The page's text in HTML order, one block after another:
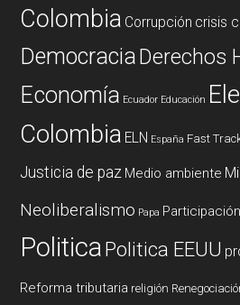
Colombia Corrupción crisis
DemocraciaDerechos
Economía Ecuador Educación
Colombia ELN España Fast
Justicia de paz Medio ambiente
Neoliberalismo Papa Participación
PoliticaPolitica EEUU
Reforma tributaria religión